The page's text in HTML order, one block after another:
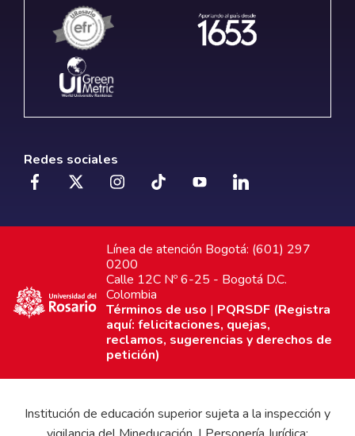
Redes sociales
Línea de atención Bogotá: (601) 297
0200
Calle 12C Nº 6-25 - Bogotá D.C.
Colombia
Términos de uso | PQRSDF (Registra
aquí: felicitaciones, quejas,
reclamos, sugerencias y derechos de
petición)
Institución de educación superior sujeta a la inspección y